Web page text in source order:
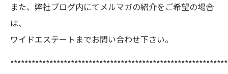
また、弊社ブログ内にてメルマガの紹介をご希望の場合
は、
ワイドエステートまでお問い合わせ下さい。